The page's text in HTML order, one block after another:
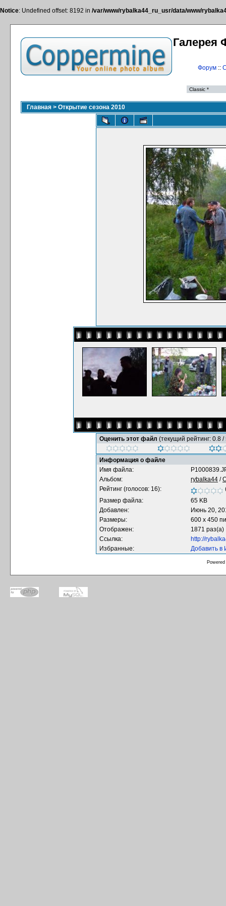
Notice: Undefined offset: 8192 in /var/www/rybalka44_ru_usr/data/www/
Галерея
Форум::
Главная > Открытие сезона 2010
Оценить этот файл (текущий рейтинг: 0.8 /
Информация о файле
Имя файла:
Альбом:
rybalka44 /
Рейтинг (голосов: 16):
Размер файла:
65 KB
Добавлен:
Июнь 20,
Размеры:
600 x 450
Отображен:
1871 раз(а)
Ссылка:
http://
Избранные:
Добавить в